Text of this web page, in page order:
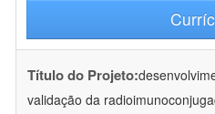
Título do Projeto:
validação da